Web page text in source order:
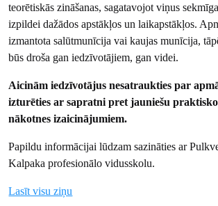
teorētiskās zināšanas, sagatavojot viņus
izpildei dažādos apstākļos un laikapstākļos.
izmantota salūtmunīcija vai kaujas munīcija,
būs droša gan iedzīvotājiem, gan videi.
Aicinām iedzīvotājus nesatraukties par
izturēties ar sapratni pret jauniešu
nākotnes izaicinājumiem.
Papildu informācijai lūdzam sazināties ar
Kalpaka profesionālo vidusskolu.
Lasīt visu ziņu